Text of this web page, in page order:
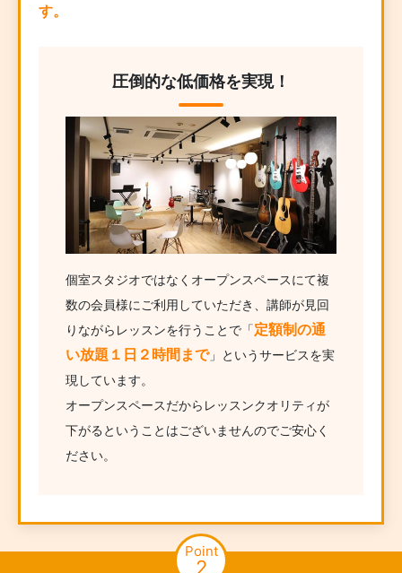
す。
圧倒的な低価格を実現！
個室スタジオではなくオープンスペースにて複
数の会員様にご利用していただき、講師が見回
りながらレッスンを行うことで「定額制の通
い放題１日２時間まで」というサービスを実
現しています。
オープンスペースだからレッスンクオリティが
下がるということはございませんのでご安心く
ださい。
Point
2